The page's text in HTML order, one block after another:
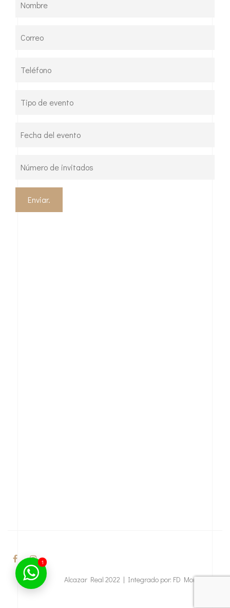
Alcazar Real 2022 | Integrado por: FD Monterrey
1